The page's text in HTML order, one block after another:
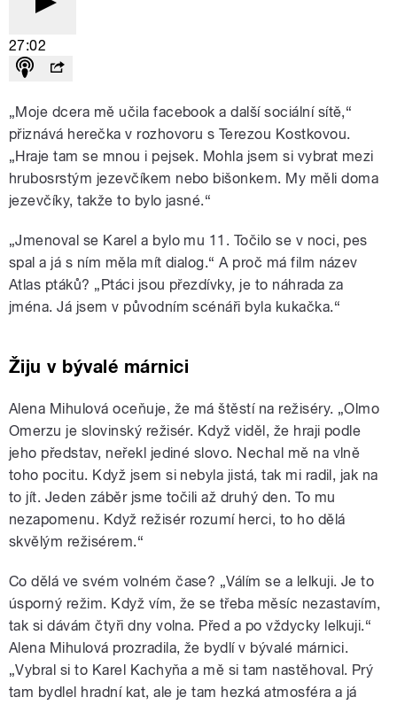
27:02
„Moje dcera mě učila facebook a další sociální sítě,“
přiznává herečka v rozhovoru s Terezou Kostkovou.
„Hraje tam se mnou i pejsek. Mohla jsem si vybrat mezi
hrubosrstým jezevčíkem nebo bišonkem. My měli doma
jezevčíky, takže to bylo jasné.“
„Jmenoval se Karel a bylo mu 11. Točilo se v noci, pes
spal a já s ním měla mít dialog.“ A proč má film název
Atlas ptáků? „Ptáci jsou přezdívky, je to náhrada za
jména. Já jsem v původním scénáři byla kukačka.“
Žiju v bývalé márnici
Alena Mihulová oceňuje, že má štěstí na režiséry. „Olmo
Omerzu je slovinský režisér. Když viděl, že hraji podle
jeho představ, neřekl jediné slovo. Nechal mě na vlně
toho pocitu. Když jsem si nebyla jistá, tak mi radil, jak na
to jít. Jeden záběr jsme točili až druhý den. To mu
nezapomenu. Když režisér rozumí herci, to ho dělá
skvělým režisérem.“
Co dělá ve svém volném čase? „Válím se a lelkuji. Je to
úsporný režim. Když vím, že se třeba měsíc nezastavím,
tak si dávám čtyři dny volna. Před a po vždycky lelkuji.“
Alena Mihulová prozradila, že bydlí v bývalé márnici.
„Vybral si to Karel Kachyňa a mě si tam nastěhoval. Prý
tam bydlel hradní kat, ale je tam hezká atmosféra a já